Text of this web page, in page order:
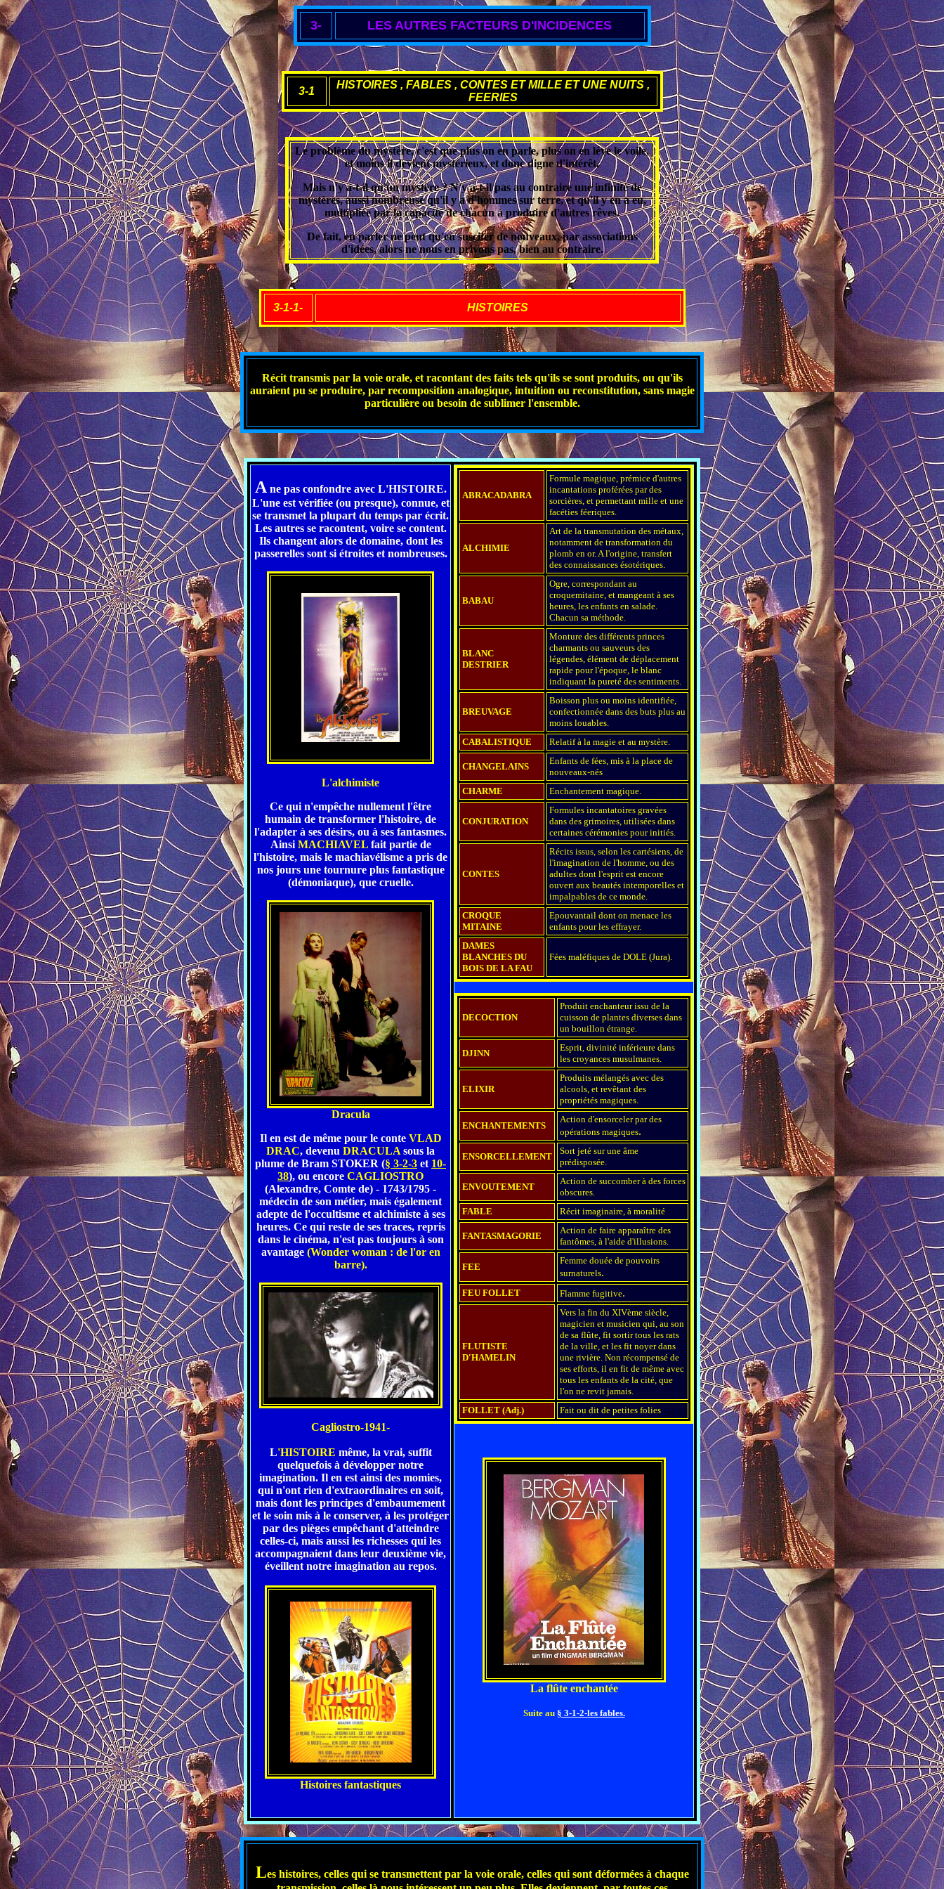
3- LES AUTRES FACTEURS D'INCIDENCES
3-1
HISTOIRES , FABLES , CONTES ET MILLE ET UNE NUITS ,
FEERIES
Le problème du mystère, c'est que plus on en parle, plus on en lève le voile,
et moins il devient mystérieux, et donc digne d'intérêt.
Mais n'y a-t-il qu'un mystère ? N'y a-t-il pas au contraire une infinité de
mystères, aussi nombreuse qu'il y a d'hommes sur terre, et qu'il y en a eu,
multipliée par la capacité de chacun à produire d'autres rêves.
De fait, en parler ne peut qu'en susciter de nouveaux, par associations
d'idées, alors ne nous en privons pas, bien au contraire.
3-1-1- HISTOIRES
Récit transmis par la voie orale, et racontant des faits tels qu'ils se sont produits, ou qu'ils
auraient pu se produire, par recomposition analogique, intuition ou reconstitution, sans magie
particulière ou besoin de sublimer l'ensemble.
A ne pas confondre avec L'HISTOIRE.
L'une est vérifiée (ou presque), connue, et
se transmet la plupart du temps par écrit.
Les autres se racontent, voire se content.
Ils changent alors de domaine, dont les
passerelles sont si étroites et nombreuses.
L'alchimiste
Ce qui n'empêche nullement l'être
humain de transformer l'histoire, de
l'adapter à ses désirs, ou à ses fantasmes.
Ainsi MACHIAVELfait partie de
l'histoire, mais le machiavélisme a pris de
nos jours une tournure plus fantastique
(démoniaque), que cruelle.
Dracula
Il en est de même pour le conte VLAD
DRAC, devenu DRACULA sous la
plume de Bram STOKER (§ 3-2-3 et 10-
38), ou encore CAGLIOSTRO
(Alexandre, Comte de) - 1743/1795 -
médecin de son métier, mais également
adepte de l'occultisme et alchimiste à ses
heures. Ce qui reste de ses traces, repris
dans le cinéma, n'est pas toujours à son
avantage (Wonder woman : de l'or en
barre).
Cagliostro-1941-
L'HISTOIRE même, la vrai, suffit
quelquefois à développer notre
imagination. Il en est ainsi des momies,
qui n'ont rien d'extraordinaires en soit,
mais dont les principes d'embaumement
et le soin mis à le conserver, à les protéger
par des pièges empêchant d'atteindre
celles-ci, mais aussi les richesses qui les
accompagnaient dans leur deuxième vie,
éveillent notre imagination au repos.
Histoires fantastiques
ABRACADABRA
Formule magique, prémice d'autres
incantations proférées par des
sorcières, et permettant mille et une
facéties féeriques.
ALCHIMIE
Art de la transmutation des métaux,
notamment de transformation du
plomb en or. A l'origine, transfert
des connaissances ésotériques.
BABAU
Ogre, correspondant au
croquemitaine, et mangeant à ses
heures, les enfants en salade.
Chacun sa méthode.
BLANC
DESTRIER
Monture des différents princes
charmants ou sauveurs des
légendes, élément de déplacement
rapide pour l'époque, le blanc
indiquant la pureté des sentiments.
BREUVAGE
Boisson plus ou moins identifiée,
confectionnée dans des buts plus au
moins louables.
CABALISTIQUE
Relatif à la magie et au mystère.
CHANGELAINS
Enfants de fées, mis à la place de
nouveaux-nés
CHARME
Enchantement magique.
CONJURATION
Formules incantatoires gravées
dans des grimoires, utilisées dans
certaines cérémonies pour initiés.
CONTES
Récits issus, selon les cartésiens, de
l'imagination de l'homme, ou des
adultes dont l'esprit est encore
ouvert aux beautés intemporelles et
impalpables de ce monde.
CROQUE
MITAINE
Epouvantail dont on menace les
enfants pour les effrayer.
DAMES
BLANCHES DU
BOIS DE LA FAU
Fées maléfiques de DOLE (Jura).
DECOCTION
Produit enchanteur issu de la
cuisson de plantes diverses dans
un bouillon étrange.
DJINN
Esprit, divinité inférieure dans
les croyances musulmanes.
ELIXIR
Produits mélangés avec des
alcools, et revêtant des
propriétés magiques.
ENCHANTEMENTS
Action d'ensorceler par des
opérations magiques.
ENSORCELLEMENT
Sort jeté sur une âme
prédisposée.
ENVOUTEMENT
Action de succomber à des forces
obscures.
FABLE
Récit imaginaire, à moralité
FANTASMAGORIE
Action de faire apparaître des
fantômes, à l'aide d'illusions.
FEE
Femme douée de pouvoirs
surnaturels.
FEU FOLLET Flamme fugitive.
FLUTISTE
D'HAMELIN
Vers la fin du XIVème siècle,
magicien et musicien qui, au son
de sa flûte, fit sortir tous les rats
de la ville, et les fit noyer dans
une rivière. Non récompensé de
ses efforts, il en fit de même avec
tous les enfants de la cité, que
l'on ne revit jamais.
FOLLET (Adj.)
Fait ou dit de petites folies
La flûte enchantée
Suite au § 3-1-2-les fables.
Les histoires, celles qui se transmettent par la voie orale, celles qui sont déformées à chaque